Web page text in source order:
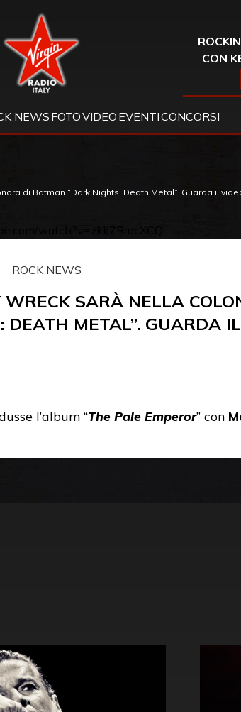
Virgin Radio
CON
NEWS FOTOVIDEO EVENTICONCORSI
di Batman “Dark Nights: Death Metal”. Guarda il
ROCK NEWS
SARÀ NELLA
METAL”. GUARDA
l’album “The Pale Emperor” con